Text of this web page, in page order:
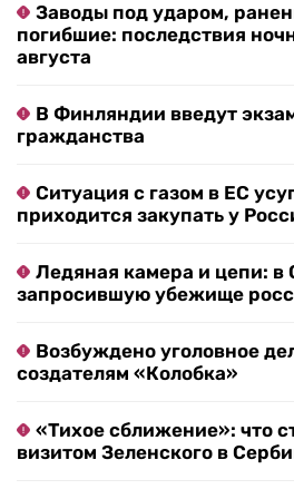
Заводы под ударом,
погибшие: последствия
августа
В Финляндии введут
гражданства
Ситуация с газом в ЕС
приходится закупать у
Ледяная камера и цепи:
запросившую убежище
Возбуждено уголовное
создателям «Колобка»
«Тихое сближение»: что
визитом Зеленского в